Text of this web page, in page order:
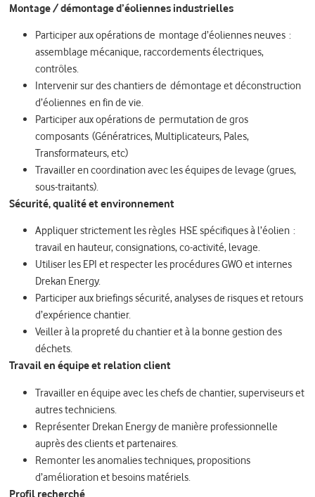
Montage / démontage d’éoliennes industrielles
Participer aux opérations de montage d’éoliennes neuves :
assemblage mécanique, raccordements électriques,
contrôles.
Intervenir sur des chantiers de démontage et déconstruction
d’éoliennes en fin de vie.
Participer aux opérations de permutation de gros
composants (Génératrices, Multiplicateurs, Pales,
Transformateurs, etc)
Travailler en coordination avec les équipes de levage (grues,
sous-traitants).
Sécurité, qualité et environnement
Appliquer strictement les règles HSE spécifiques à l’éolien :
travail en hauteur, consignations, co-activité, levage.
Utiliser les EPI et respecter les procédures GWO et internes
Drekan Energy.
Participer aux briefings sécurité, analyses de risques et retours
d’expérience chantier.
Veiller à la propreté du chantier et à la bonne gestion des
déchets.
Travail en équipe et relation client
Travailler en équipe avec les chefs de chantier, superviseurs et
autres techniciens.
Représenter Drekan Energy de manière professionnelle
auprès des clients et partenaires.
Remonter les anomalies techniques, propositions
d’amélioration et besoins matériels.
Profil recherché